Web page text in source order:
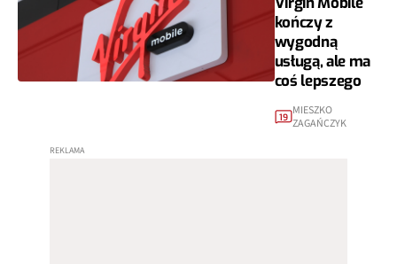
kończy z
wygodną
usługą, ale ma
coś lepszego
19 MIESZKO
ZAGAŃCZYK